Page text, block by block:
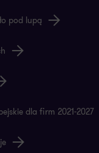
pod lupą
dla firm 2021-2027